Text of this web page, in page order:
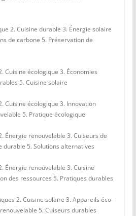
2. Cuisine durable 3. Énergie solaire
de carbone 5. Préservation de
Cuisine écologique 3. Économies
5. Cuisine solaire
Cuisine écologique 3. Innovation
5. Pratique écologique
Énergie renouvelable 3. Cuiseurs de
durable 5. Solutions alternatives
Énergie renouvelable 3. Cuisine
des ressources 5. Pratiques durables
2. Cuisine solaire 3. Appareils éco-
5. Cuiseurs durables